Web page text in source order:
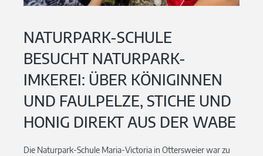
NATURPARK-SCHULE
BESUCHT NATURPARK-
IMKEREI: ÜBER KÖNIGINNEN
UND FAULPELZE, STICHE UND
HONIG DIREKT AUS DER WABE
Die Naturpark-Schule Maria-Victoria in Ottersweier war zu